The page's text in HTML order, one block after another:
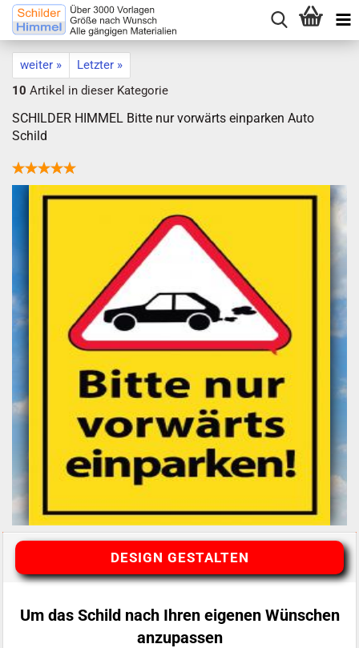
weiter »
Letzter »
10 Artikel in dieser Kategorie
SCHILDER HIMMEL Bitte nur vorwärts einparken Auto
Schild
DESIGN GESTALTEN
Um das Schild nach Ihren eigenen Wünschen
anzupassen